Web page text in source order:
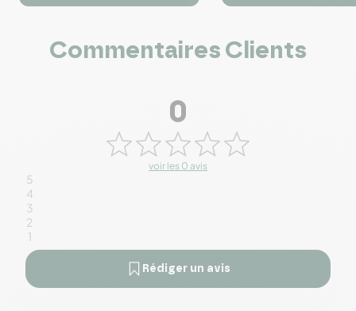
   
Commentaires Clients
0
voir les 0 avis
5
4
3
2
1
Rédiger un avis